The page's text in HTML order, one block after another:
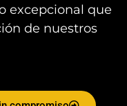
excepcional que
de nuestros